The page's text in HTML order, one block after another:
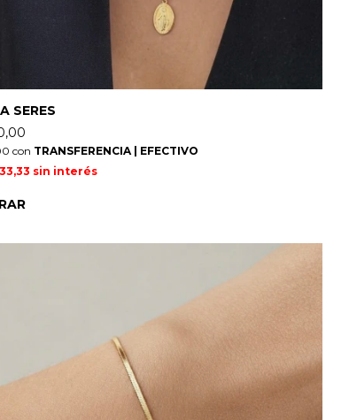
SERES
con TRANSFERENCIA | EFECTIVO
sin interés